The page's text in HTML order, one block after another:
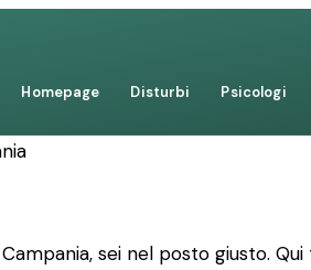
Homepage Disturbi Psicologi
sei nel posto giusto.